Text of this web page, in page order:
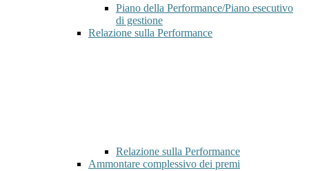
Piano della Performance/Piano esecutivo
di gestione
Relazione sulla Performance
Relazione sulla Performance
Ammontare complessivo dei premi